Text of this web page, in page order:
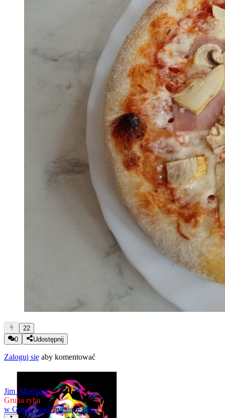
22
0
Udostępnij
Zaloguj się aby komentować
Jim_Morrison
Gruba ryba
w Gotowanie2 miesiące temu